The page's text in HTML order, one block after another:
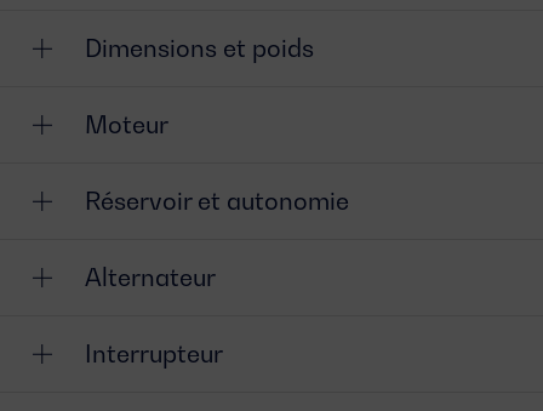
Dimensions et poids
Moteur
Réservoir et autonomie
Alternateur
Interrupteur